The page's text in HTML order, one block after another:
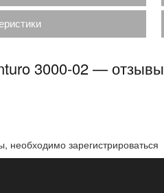
3000-02 — отзывы
необходимо зарегистрироваться